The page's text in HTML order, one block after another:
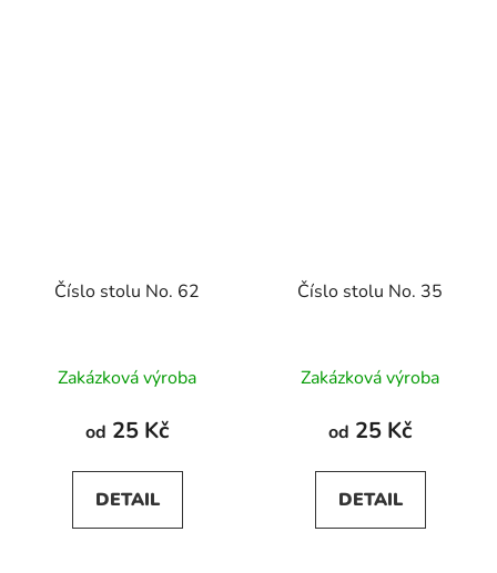
Číslo stolu No. 62
Zakázková výroba
od 25 Kč
DETAIL
Číslo stolu No. 35
Zakázková výroba
od 25 Kč
DETAIL